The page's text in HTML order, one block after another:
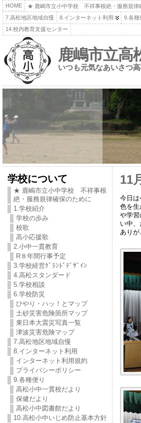
HOME ★ 鹿嶋市立小中学校 不祥事根絶・服務規律
7.高松地区地域自慢
8.インターネット利用 9.各種
14 校内教育支援センター
鹿嶋市立高
いつも元気なあいさつ
学校について
★ 鹿嶋市立小中学校 不祥事根
絶・服務規律確保のために
1.学校紹介
学校の歩み
校歌
高小応援歌
2.小中一貫教育
R８年間行事予定
3.学校経営ｸﾞﾗﾝﾄﾞﾃﾞｻﾞｲﾝ
4.高松スタンダード
5.学校相談
6.学校防災
ひやり・ハッ！とマップ
土砂災害危険箇所マップ
東日本大震災写真一覧
津波災害危険マップ
7.高松地区地域自慢
8.インターネット利用
インターネット利用規約
プライバシーポリシー
9.各種便り
高松小中一貫校だより
保健だより
高松小中図書館だより
10.高松小中いじめ防止基本方針
11
今日は
色を生
や学習
い中
ありが